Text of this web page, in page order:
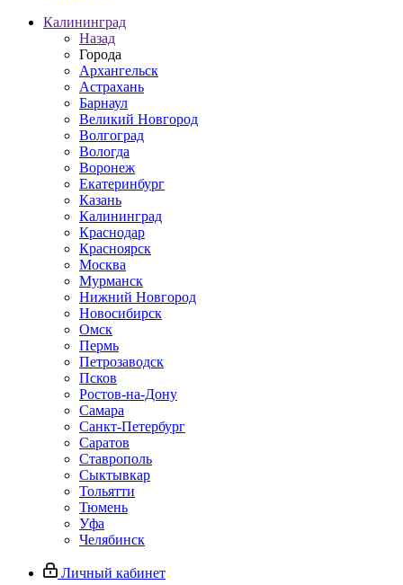
Калининград
Назад
Города
Архангельск
Астрахань
Барнаул
Великий Новгород
Волгоград
Вологда
Воронеж
Екатеринбург
Казань
Калининград
Краснодар
Красноярск
Москва
Мурманск
Нижний Новгород
Новосибирск
Омск
Пермь
Петрозаводск
Псков
Ростов-на-Дону
Самара
Санкт-Петербург
Саратов
Ставрополь
Сыктывкар
Тольятти
Тюмень
Уфа
Челябинск
Личный кабинет